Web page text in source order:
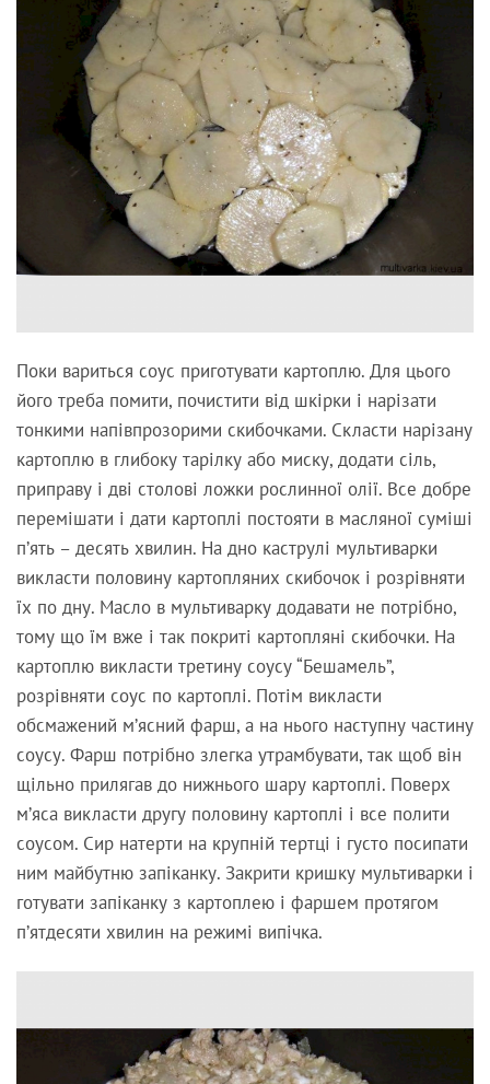
Поки вариться соус приготувати картоплю. Для цього
його треба помити, почистити від шкірки і нарізати
тонкими напівпрозорими скибочками. Скласти нарізану
картоплю в глибоку тарілку або миску, додати сіль,
приправу і дві столові ложки рослинної олії. Все добре
перемішати і дати картоплі постояти в масляної суміші
п’ять – десять хвилин. На дно каструлі мультиварки
викласти половину картопляних скибочок і розрівняти
їх по дну. Масло в мультиварку додавати не потрібно,
тому що їм вже і так покриті картопляні скибочки. На
картоплю викласти третину соусу “Бешамель”,
розрівняти соус по картоплі. Потім викласти
обсмажений м’ясний фарш, а на нього наступну частину
соусу. Фарш потрібно злегка утрамбувати, так щоб він
щільно прилягав до нижнього шару картоплі. Поверх
м’яса викласти другу половину картоплі і все полити
соусом. Сир натерти на крупній тертці і густо посипати
ним майбутню запіканку. Закрити кришку мультиварки і
готувати запіканку з картоплею і фаршем протягом
п’ятдесяти хвилин на режимі випічка.